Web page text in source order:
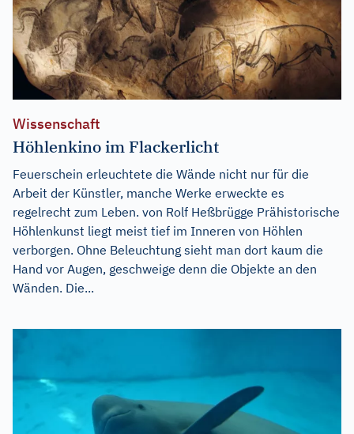
Wissenschaft
Höhlenkino im Flackerlicht
Feuerschein erleuchtete die Wände nicht nur für die
Arbeit der Künstler, manche Werke erweckte es
regelrecht zum Leben. von Rolf Heßbrügge Prähistorische
Höhlenkunst liegt meist tief im Inneren von Höhlen
verborgen. Ohne Beleuchtung sieht man dort kaum die
Hand vor Augen, geschweige denn die Objekte an den
Wänden. Die...